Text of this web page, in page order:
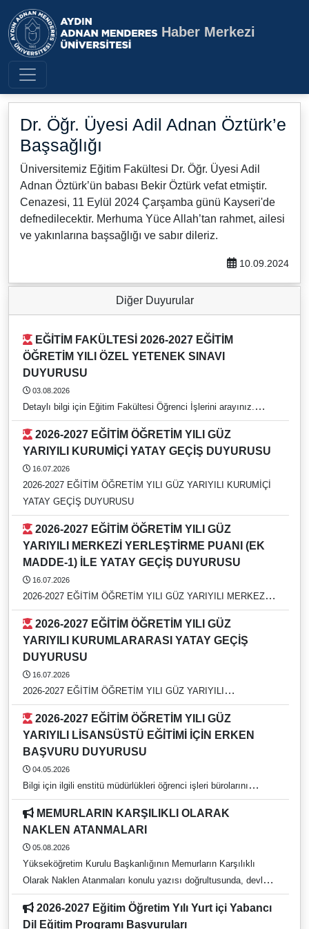
Aydın Adnan Menderes
Haber Merkezi
Dr. Öğr. Üyesi Adil Adnan Öztürk’e
Başsağlığı
Üniversitemiz Eğitim Fakültesi Dr. Öğr. Üyesi Adil
Adnan Öztürk’ün babası Bekir Öztürk vefat etmiştir.
Cenazesi, 11 Eylül 2024 Çarşamba günü Kayseri'de
defnedilecektir. Merhuma Yüce Allah’tan rahmet, ailesi
ve yakınlarına başsağlığı ve sabır dileriz.
10.09.2024
Diğer Duyurular
ÖĞRETİM YILI ÖZEL YETENEK SINAVI
DUYURUSU
03.08.2026
Detaylı bilgi için Eğitim Fakültesi Öğrenci İşlerini arayınız.
https://rehber.adu.edu.tr/#
YARIYILI KURUMİÇİ YATAY GEÇİŞ DUYURUSU
16.07.2026
2026-2027 EĞİTİM ÖĞRETİM YILI GÜZ YARIYILI KURUMİÇİ
YATAY GEÇİŞ DUYURUSU
YARIYILI MERKEZİ YERLEŞTİRME PUANI (EK
MADDE-1) İLE YATAY GEÇİŞ DUYURUSU
16.07.2026
2026-2027 EĞİTİM ÖĞRETİM YILI GÜZ YARIYILI MERKEZİ
YERLEŞTİRME PUANI (EK MADDE-1) İLE YATAY GEÇİŞ
DUYURUSU
YARIYILI KURUMLARARASI YATAY GEÇİŞ
DUYURUSU
16.07.2026
2026-2027 EĞİTİM ÖĞRETİM YILI GÜZ YARIYILI
KURUMLARARASI YATAY GEÇİŞ DUYURUSU
YARIYILI LİSANSÜSTÜ EĞİTİMİ İÇİN ERKEN
BAŞVURU DUYURUSU
04.05.2026
Bilgi için ilgili enstitü müdürlükleri öğrenci işleri bürolarını
arayınız. https://rehber.adu.edu.tr/
NAKLEN ATANMALARI
05.08.2026
Yükseköğretim Kurulu Başkanlığının Memurların Karşılıklı
Olarak Naklen Atanmaları konulu yazısı doğrultusunda, devlet
yükseköğretim kurumlarında görev yapan ve 657 sayılı Devlet
Memurları Kanunu kapsamında bulunan idari personelin
Dil Eğitim Programı Başvuruları